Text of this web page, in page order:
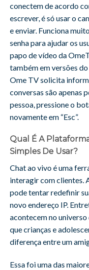
conectem de acordo
escrever, é só usar o
e enviar. Funciona
senha para ajudar os
papo de vídeo da
também em versões
Ome TV solicita
conversas são apenas
pessoa, pressione o
novamente em “Esc”.
Qual É A
Simples De Usar?
Chat ao vivo é uma
interagir com clientes.
pode tentar redefinir
novo endereço IP.
acontecem no
que crianças e
diferença entre um
Essa foi uma das